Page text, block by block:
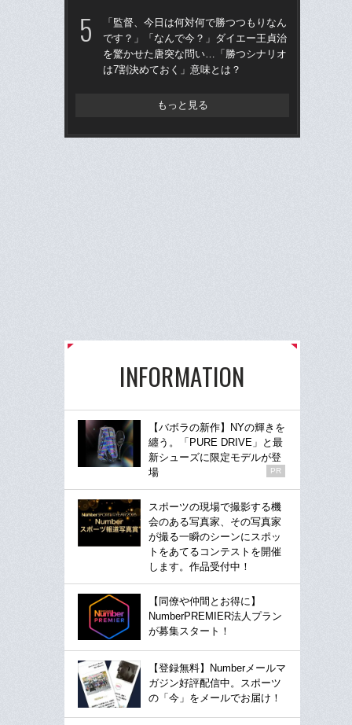
「監督、今日は何対何で勝つつもりなん
です？」「なんで今？」ダイエー王貞治
を驚かせた唐突な問い…「勝つシナリオ
は7割決めておく」意味とは？
もっと見る
INFORMATION
【バボラの新作】NYの輝きを
纏う。「PURE DRIVE」と最
新シューズに限定モデルが登
場
PR
スポーツの現場で撮影する機
会のある写真家、その写真家
が撮る一瞬のシーンにスポッ
トをあてるコンテストを開催
します。作品受付中！
【同僚や仲間とお得に】
NumberPREMIER法人プラン
が募集スタート！
【登録無料】Numberメールマ
ガジン好評配信中。スポーツ
の「今」をメールでお届け！